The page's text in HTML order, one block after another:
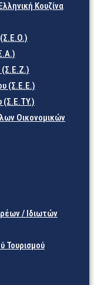
Κουζίνα
(Σ.Ε.Ο.)
(Σ.Ε.Ζ.)
(Σ.Ε.Ε.)
(Σ.Ε.TY.)
Οικονομικών
/ Ιδιωτών
Τουρισμού